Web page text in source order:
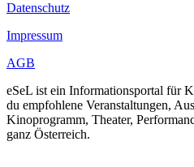
Datenschutz
Impressum
AGB
eSeL ist ein Informationsportal für
du empfohlene Veranstaltungen,
Kinoprogramm, Theater,
ganz Österreich.